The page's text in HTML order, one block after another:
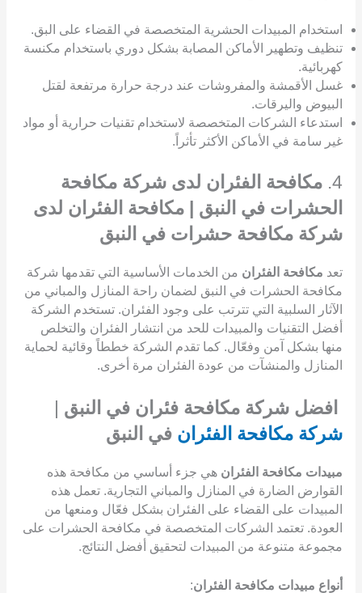
استخدام المبيدات الحشرية المتخصصة في القضاء على البق.
تنظيف وتطهير الأماكن المصابة بشكل دوري باستخدام مكنسة
كهربائية.
غسل الأقمشة والمفروشات عند درجة حرارة مرتفعة لقتل
البيوض واليرقات.
استدعاء الشركات المتخصصة لاستخدام تقنيات حرارية أو مواد
غير سامة في الأماكن الأكثر تأثراً.
4. مكافحة الفئران لدى شركة مكافحة
الحشرات في النبق | مكافحة الفئران لدى
شركة مكافحة حشرات في النبق
تعد مكافحة الفئران من الخدمات الأساسية التي تقدمها شركة
مكافحة الحشرات في النبق لضمان راحة المنازل والمباني من
الآثار السلبية التي تترتب على وجود الفئران. تستخدم الشركة
أفضل التقنيات والمبيدات للحد من انتشار الفئران والتخلص
منها بشكل آمن وفعّال. كما تقدم الشركة خططاً وقائية لحماية
المنازل والمنشآت من عودة الفئران مرة أخرى.
افضل شركة مكافحة فئران في النبق |
شركة مكافحة الفئران في النبق
مبيدات مكافحة الفئران هي جزء أساسي من مكافحة هذه
القوارض الضارة في المنازل والمباني التجارية. تعمل هذه
المبيدات على القضاء على الفئران بشكل فعّال ومنعها من
العودة. تعتمد الشركات المتخصصة في مكافحة الحشرات على
مجموعة متنوعة من المبيدات لتحقيق أفضل النتائج.
أنواع مبيدات مكافحة الفئران: